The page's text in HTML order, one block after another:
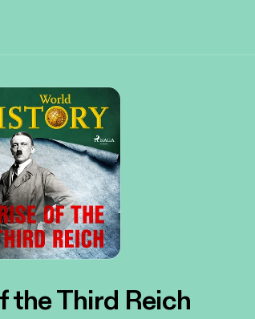
the Third Reich